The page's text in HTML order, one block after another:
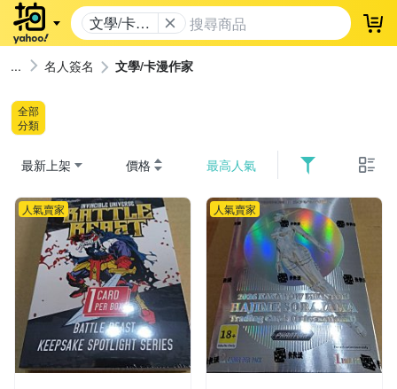
文學/卡漫
作家
登
名人簽名 文學/卡漫作家
全部
分類
最新上架 價格 最高人氣
人氣賣家 人氣賣家